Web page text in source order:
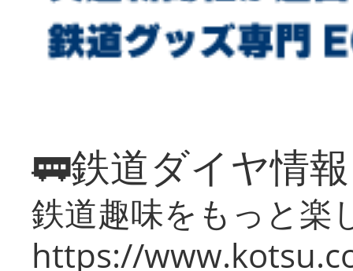
🚃鉄道ダイヤ情
鉄道趣味をもっと楽
https://